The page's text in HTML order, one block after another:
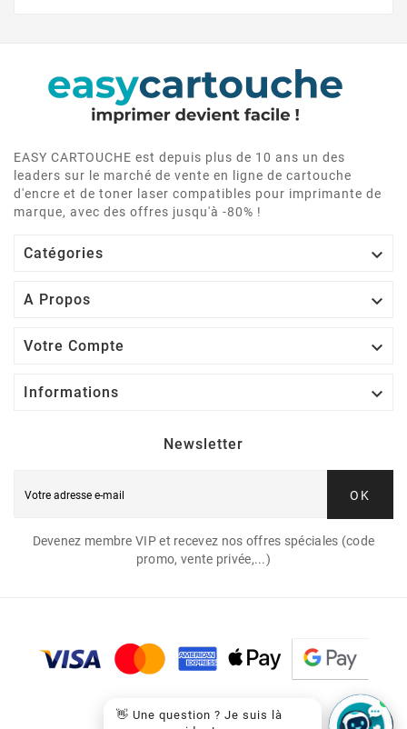
EASY CARTOUCHE est depuis plus de 10 ans un des
leaders sur le marché de vente en ligne de cartouche
d'encre et de toner laser compatibles pour imprimante de
marque, avec des offres jusqu'à -80% !
Catégories 
A Propos 
Votre Compte 
Informations 
Newsletter
OK
Devenez membre VIP et recevez nos offres spéciales (code
promo, vente privée,...)
👋 Une question ? Je suis là